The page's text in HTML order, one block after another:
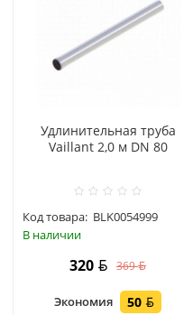
Удлинительная труба
Vaillant 2,0 м DN 80
Код товара: BLK0054999
В наличии
320 369
Экономия 50